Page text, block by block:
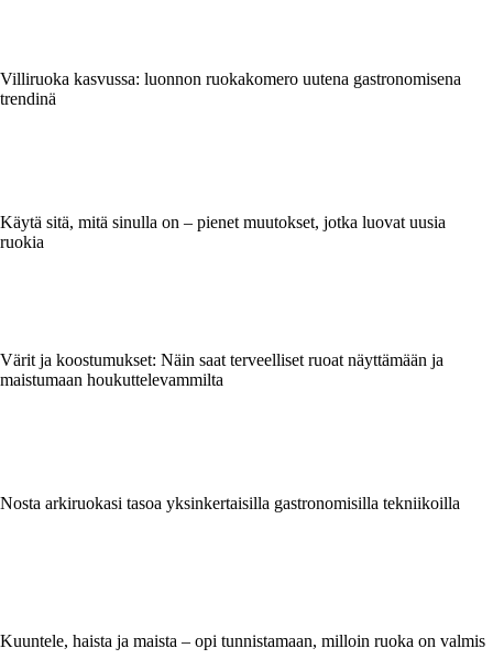
Villiruoka kasvussa: luonnon ruokakomero uutena gastronomisena
trendinä
Käytä sitä, mitä sinulla on – pienet muutokset, jotka luovat uusia
ruokia
Värit ja koostumukset: Näin saat terveelliset ruoat näyttämään ja
maistumaan houkuttelevammilta
Nosta arkiruokasi tasoa yksinkertaisilla gastronomisilla tekniikoilla
Kuuntele, haista ja maista – opi tunnistamaan, milloin ruoka on valmis